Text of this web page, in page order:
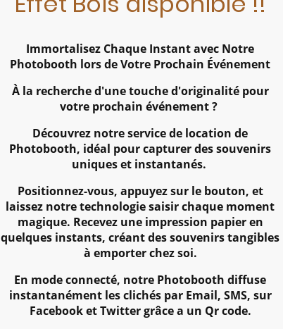
Immortalisez Chaque Instant avec Notre
Photobooth lors de Votre Prochain Événement
À la recherche d'une touche d'originalité pour
votre prochain événement ?
Découvrez notre service de location de
Photobooth, idéal pour capturer des souvenirs
uniques et instantanés.
Positionnez-vous, appuyez sur le bouton, et
laissez notre technologie saisir chaque moment
magique. Recevez une impression papier en
quelques instants, créant des souvenirs tangibles
à emporter chez soi.
En mode connecté, notre Photobooth diffuse
instantanément les clichés par Email, SMS, sur
Facebook et Twitter grâce a un Qr code.